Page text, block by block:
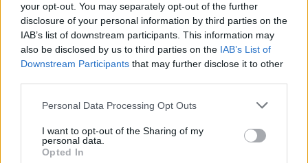
your opt-out. You may separately opt-out of the further
disclosure of your personal information by third parties on the
IAB’s list of downstream participants. This information may
also be disclosed by us to third parties on the IAB’s List of
Downstream Participants that may further disclose it to other
Please note that this website/app uses one or more Google
not limited to your visit or usage behaviour. You may click to
grant or deny consent to Google and its third-party tags to
use your data for below specified purposes in below Google
Personal Data Processing Opt Outs
I want to opt-out of the Sharing of my
personal data.
Opted In
Villarrealban
A magyar kapus két nagy védéssel és hibátlan teljesítménnyel
debütált.